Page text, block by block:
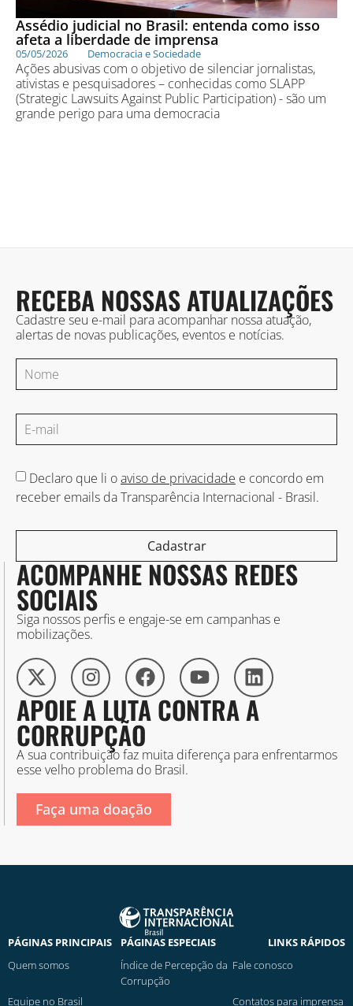
Assédio judicial no Brasil: entenda como isso
afeta a liberdade de imprensa
05/05/2026 Democracia e Sociedade
Ações abusivas com o objetivo de silenciar jornalistas,
ativistas e pesquisadores – conhecidas como SLAPP
(Strategic Lawsuits Against Public Participation) - são um
grande perigo para uma democracia
RECEBA NOSSAS ATUALIZAÇÕES
Cadastre seu e-mail para acompanhar nossa atuação,
alertas de novas publicações, eventos e notícias.
Declaro que li oaviso de privacidade e concordo em
receber emails da Transparência Internacional - Brasil.
Cadastrar
ACOMPANHE NOSSAS REDES
SOCIAIS
Siga nossos perfis e engaje-se em campanhas e
mobilizações.
APOIE A LUTA CONTRA A
CORRUPÇÃO
A sua contribuição faz muita diferença para enfrentarmos
esse velho problema do Brasil.
Faça uma doação
PÁGINAS PRINCIPAIS
Quem somos
Equipe no Brasil
PÁGINAS ESPECIAIS
Índice de Percepção da
Corrupção
LINKS RÁPIDOS
Fale conosco
Contatos para imprensa